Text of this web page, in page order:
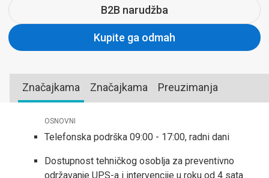
B2B narudžba
Kupite ga odmah
Značajkama Značajkama Preuzimanja
OSNOVNI
Telefonska podrška 09:00 - 17:00, radni dani
Dostupnost tehničkog osoblja za preventivno
održavanje UPS-a i intervencije u roku od 4 sata